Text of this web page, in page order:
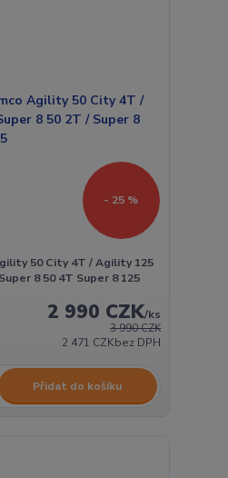
- 25 %
50 City 4T / Agility 125
8 50 4T Super 8 125
3 990 CZK
2 990 CZK/ks
2 471 CZKbez DPH
Přidat do košíku